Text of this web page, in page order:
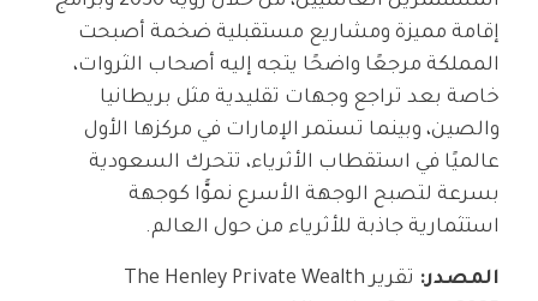
إقامة مميزة ومشاريع مستقبلية ضخمة أصبحت
المملكة مرجعًا واضحًا يتجه إليه أصحاب الثروات،
خاصة بعد تراجع وجهات تقليدية مثل بريطانيا
والصين، وبينما تستمر الإمارات في مركزها الأول
عالميًا في استقطاب الأثرياء، تتحرك السعودية
بسرعة لتصبح الوجهة الأسرع نموًّا كوجهة
استثمارية جاذبة للأثرياء من حول العالم.
المصدر:
تقرير The Henley Private Wealth